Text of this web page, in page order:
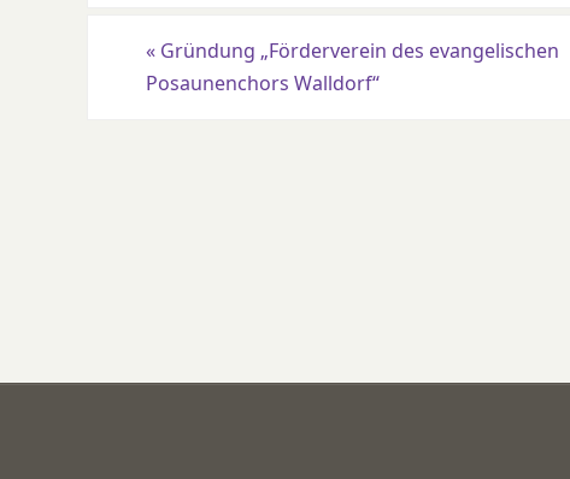
« Gründung „Förderverein des evangelischen
Posaunenchors Walldorf“